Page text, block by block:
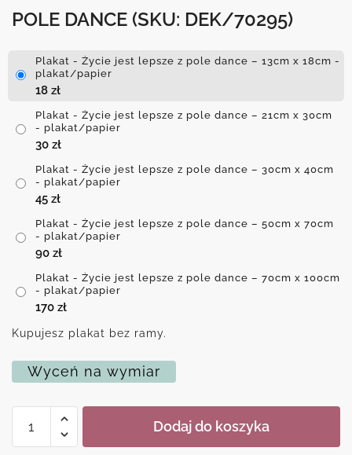
POLE DANCE (SKU: DEK/70295)
Plakat - Życie jest lepsze z pole dance – 13cm x 18cm -
plakat/papier
18 zł
Plakat - Życie jest lepsze z pole dance – 21cm x 30cm
- plakat/papier
30 zł
Plakat - Życie jest lepsze z pole dance – 30cm x 40cm
- plakat/papier
45 zł
Plakat - Życie jest lepsze z pole dance – 50cm x 70cm
- plakat/papier
90 zł
Plakat - Życie jest lepsze z pole dance – 70cm x 100cm
- plakat/papier
170 zł
Kupujesz plakat bez ramy.
Wyceń na wymiar
Plakat
Dodaj do koszyka